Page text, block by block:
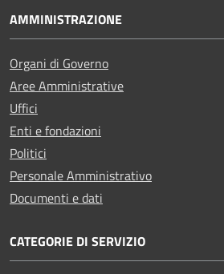
AMMINISTRAZIONE
Organi di Governo
Aree Amministrative
Uffici
Enti e fondazioni
Politici
Personale Amministrativo
Documenti e dati
CATEGORIE DI SERVIZIO